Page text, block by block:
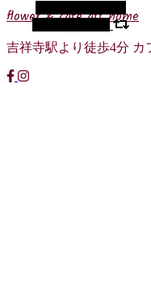
flower & cafe att home
吉祥寺駅より徒歩4分 カ